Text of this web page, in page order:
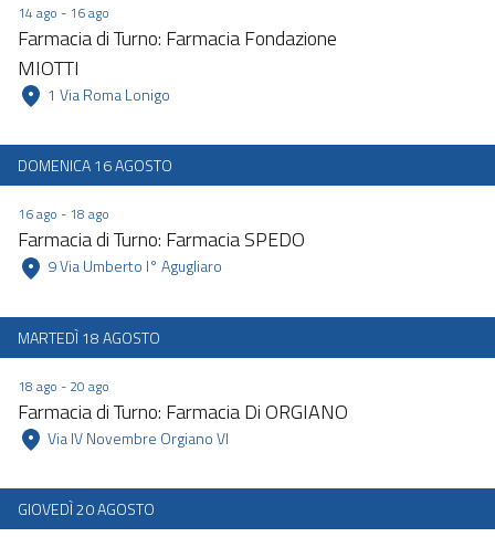
14 ago - 16 ago
Farmacia di Turno: Farmacia Fondazione
MIOTTI
DOMENICA 16 AGOSTO
16 ago - 18 ago
Farmacia di Turno: Farmacia SPEDO
MARTEDÌ 18 AGOSTO
18 ago - 20 ago
Farmacia di Turno: Farmacia Di ORGIANO
GIOVEDÌ 20 AGOSTO